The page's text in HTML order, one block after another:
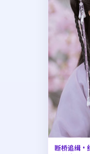
断桥追缉·